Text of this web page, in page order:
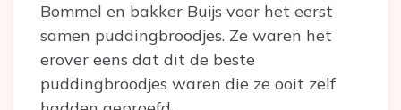
Bommel en bakker Buijs voor het eerst
samen puddingbroodjes. Ze waren het
erover eens dat dit de beste
puddingbroodjes waren die ze ooit zelf